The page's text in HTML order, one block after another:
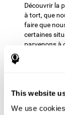
This website
We use
Découvrir la
à tort, que
faire que
certaines
parvenons à
pourrons
la